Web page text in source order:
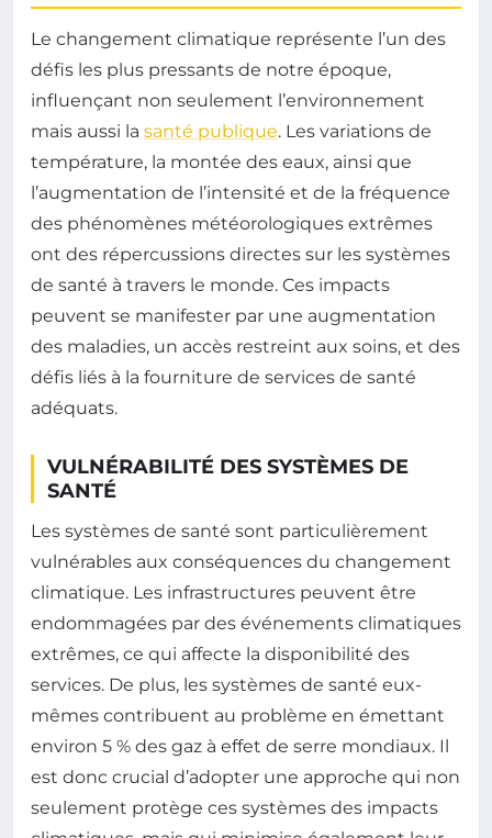
Le changement climatique représente l’un des
défis les plus pressants de notre époque,
influençant non seulement l’environnement
mais aussi la santé publique. Les variations de
température, la montée des eaux, ainsi que
l’augmentation de l’intensité et de la fréquence
des phénomènes météorologiques extrêmes
ont des répercussions directes sur les systèmes
de santé à travers le monde. Ces impacts
peuvent se manifester par une augmentation
des maladies, un accès restreint aux soins, et des
défis liés à la fourniture de services de santé
adéquats.
VULNÉRABILITÉ DES SYSTÈMES DE
SANTÉ
Les systèmes de santé sont particulièrement
vulnérables aux conséquences du changement
climatique. Les infrastructures peuvent être
endommagées par des événements climatiques
extrêmes, ce qui affecte la disponibilité des
services. De plus, les systèmes de santé eux-
mêmes contribuent au problème en émettant
environ 5 % des gaz à effet de serre mondiaux. Il
est donc crucial d’adopter une approche qui non
seulement protège ces systèmes des impacts